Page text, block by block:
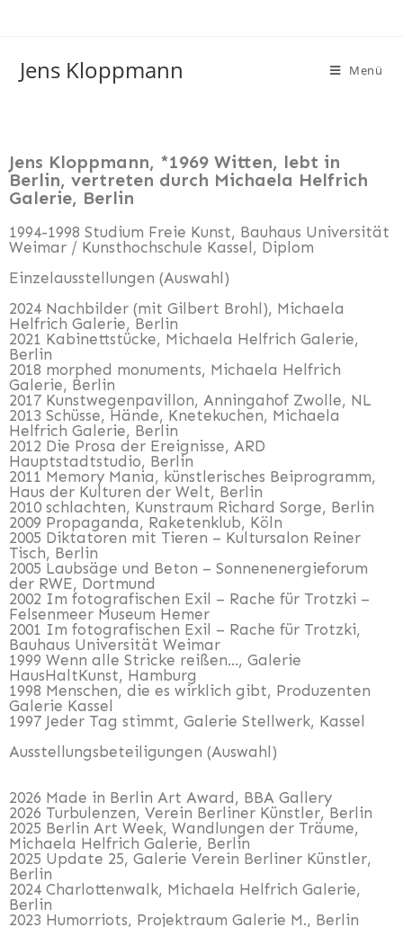
Jens Kloppmann Menü
Jens Kloppmann, *1969 Witten, lebt in
Berlin, vertreten durch Michaela Helfrich
Galerie, Berlin
1994-1998 Studium Freie Kunst, Bauhaus Universität
Weimar / Kunsthochschule Kassel, Diplom
Einzelausstellungen (Auswahl)
2024 Nachbilder (mit Gilbert Brohl), Michaela
Helfrich Galerie, Berlin
2021 Kabinettstücke, Michaela Helfrich Galerie,
Berlin
2018 morphed monuments, Michaela Helfrich
Galerie, Berlin
2017 Kunstwegenpavillon, Anningahof Zwolle, NL
2013 Schüsse, Hände, Knetekuchen, Michaela
Helfrich Galerie, Berlin
2012 Die Prosa der Ereignisse, ARD
Hauptstadtstudio, Berlin
2011 Memory Mania, künstlerisches Beiprogramm,
Haus der Kulturen der Welt, Berlin
2010 schlachten, Kunstraum Richard Sorge, Berlin
2009 Propaganda, Raketenklub, Köln
2005 Diktatoren mit Tieren – Kultursalon Reiner
Tisch, Berlin
2005 Laubsäge und Beton – Sonnenenergieforum
der RWE, Dortmund
2002 Im fotografischen Exil – Rache für Trotzki –
Felsenmeer Museum Hemer
2001 Im fotografischen Exil – Rache für Trotzki,
Bauhaus Universität Weimar
1999 Wenn alle Stricke reißen..., Galerie
HausHaltKunst, Hamburg
1998 Menschen, die es wirklich gibt, Produzenten
Galerie Kassel
1997 Jeder Tag stimmt, Galerie Stellwerk, Kassel
Ausstellungsbeteiligungen (Auswahl)
2026 Made in Berlin Art Award, BBA Gallery
2026 Turbulenzen, Verein Berliner Künstler, Berlin
2025 Berlin Art Week, Wandlungen der Träume,
Michaela Helfrich Galerie, Berlin
2025 Update 25, Galerie Verein Berliner Künstler,
Berlin
2024 Charlottenwalk, Michaela Helfrich Galerie,
Berlin
2023 Humorriots, Projektraum Galerie M., Berlin